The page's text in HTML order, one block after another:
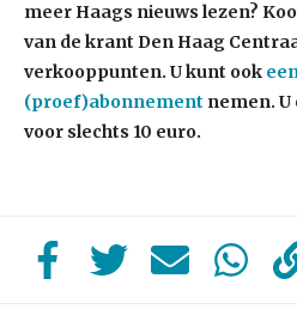
meer Haags nieuws lezen?
van de krant Den Haag
verkooppunten. U kunt ook
(proef)abonnement nemen. U
voor slechts 10 euro.